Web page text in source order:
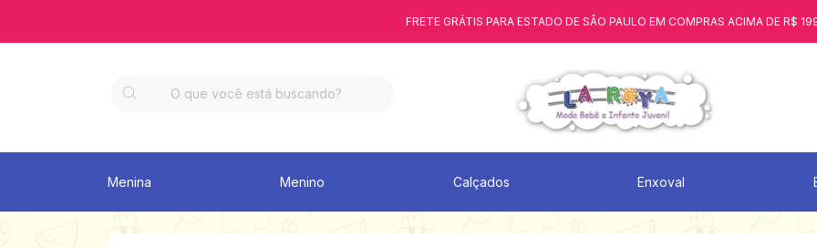
FRETE GRÁTIS PARA ESTADO DE SÃO PAULO EM COMPRAS ACIMA DE R$
Menina Menino Calçados Enxoval